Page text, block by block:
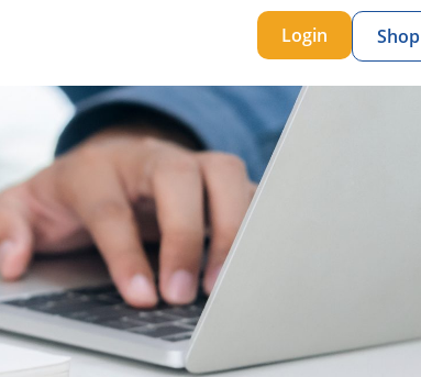
Login Shop